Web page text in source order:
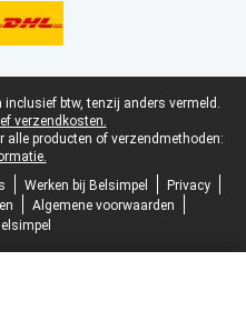
btw, tenzij anders vermeld.
verzendkosten.
alle producten of verzendmethoden:
Werken bij Belsimpel
Privacy
Algemene voorwaarden